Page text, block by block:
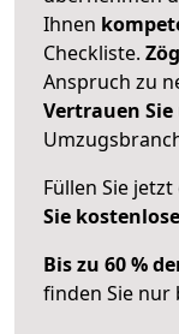
Ihnen
Checkliste.
Anspruch zu
Vertrauen
Füllen Sie
Sie
Bis zu 60 %
finden Sie nur